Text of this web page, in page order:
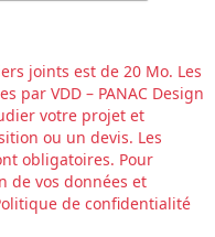
joints est de 20 Mo. Les
par VDD – PANAC Design
votre projet et
ou un devis. Les
obligatoires. Pour
de vos données et
de confidentialité